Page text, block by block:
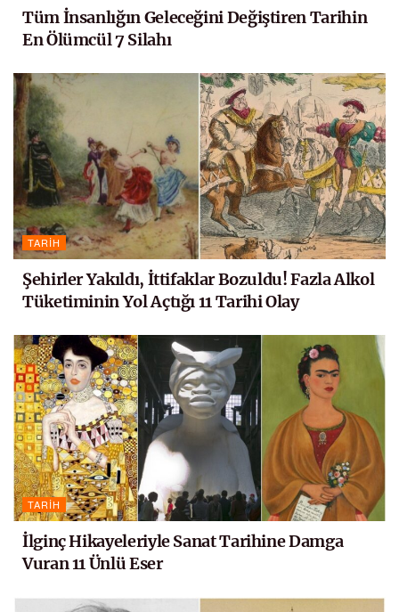
Tüm İnsanlığın Geleceğini Değiştiren Tarihin
En Ölümcül 7 Silahı
TARIH
Şehirler Yakıldı, İttifaklar Bozuldu! Fazla Alkol
Tüketiminin Yol Açtığı 11 Tarihi Olay
TARIH
İlginç Hikayeleriyle Sanat Tarihine Damga
Vuran 11 Ünlü Eser